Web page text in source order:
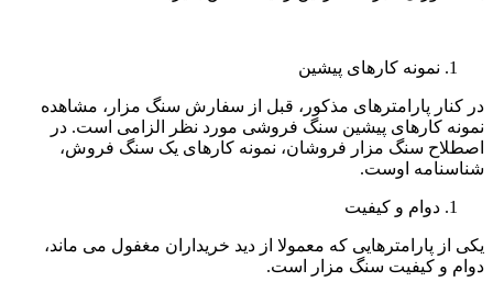
نمونه کارهای پیشین
در کنار پارامترهای مذکور، قبل از سفارش سنگ مزار، مشاهده
نمونه کارهای پیشین سنگ فروشی مورد نظر الزامی است. در
اصطلاح سنگ مزار فروشان، نمونه کارهای یک سنگ فروش،
شناسنامه اوست.
دوام و کیفیت
یکی از پارامترهایی که معمولا از دید خریداران مغفول می ماند،
دوام و کیفیت سنگ مزار است.